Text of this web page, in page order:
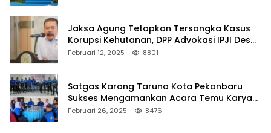
Jaksa Agung Tetapkan Tersangka Kasus
Korupsi Kehutanan, DPP Advokasi IPJI Desak
Pengusutan Pajak RAPP
Februari 12, 2025 8801
Satgas Karang Taruna Kota Pekanbaru
Sukses Mengamankan Acara Temu Karya
VII Karang Taruna Pekanbaru
Februari 26, 2025 8476